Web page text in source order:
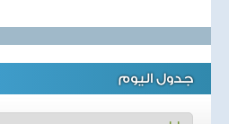
جدول اليوم